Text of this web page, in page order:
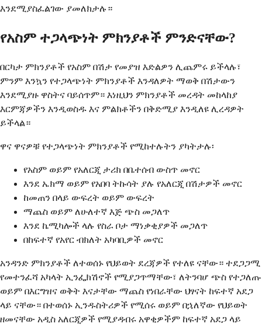
እንደሚያስፈልገው ያመለክታሉ።
የአስም ተጋላጭነት ምክንያቶች ምንድናቸው?
በርካታ ምክንያቶች የአስም በሽታ የመያዝ እድልዎን ሊጨምሩ ይችላሉ፣
ምንም እንኳን የተጋላጭነት ምክንያቶች እንዳለዎት ማወቅ በሽታውን
እንደሚያዙ ዋስትና ባይሰጥም። እነዚህን ምክንያቶች መረዳት መከላከያ
እርምጃዎችን እንዲወስዱ እና ምልክቶችን በቅድሚያ እንዲለዩ ሊረዳዎት
ይችላል።
ዋና ዋናዎቹ የተጋላጭነት ምክንያቶች የሚከተሉትን ያካትታሉ፡
የአስም ወይም የአለርጂ ታሪክ በቤተሰብ ውስጥ መኖር
እንደ ኤክማ ወይም የአበባ ትኩሳት ያሉ የአለርጂ በሽታዎች መኖር
ከመጠን በላይ ውፍረት ወይም ውፍረት
ማጨስ ወይም ለሁለተኛ እጅ ጭስ መጋለጥ
እንደ ኬሚካሎች ላሉ የስራ ቦታ ማነቃቂያዎች መጋለጥ
በከፍተኛ የአየር ብክለት አካባቢዎች መኖር
አንዳንድ ምክንያቶች ለተወሰኑ የህይወት ደረጃዎች የተለዩ ናቸው። ተደጋጋሚ
የመተንፈሻ አካላት ኢንፌክሽኖች የሚያጋጥማቸው፣ ለትንባሆ ጭስ የተጋለጡ
ወይም በእርግዝና ወቅት እናታቸው ማጨስ የነበራቸው ህፃናት ከፍተኛ አደጋ
ላይ ናቸው። በተወሰኑ ኢንዱስትሪዎች የሚሰሩ ወይም በኋለኛው የህይወት
ዘመናቸው አዲስ አለርጂዎች የሚያዳብሩ አዋቂዎችም ከፍተኛ አደጋ ላይ